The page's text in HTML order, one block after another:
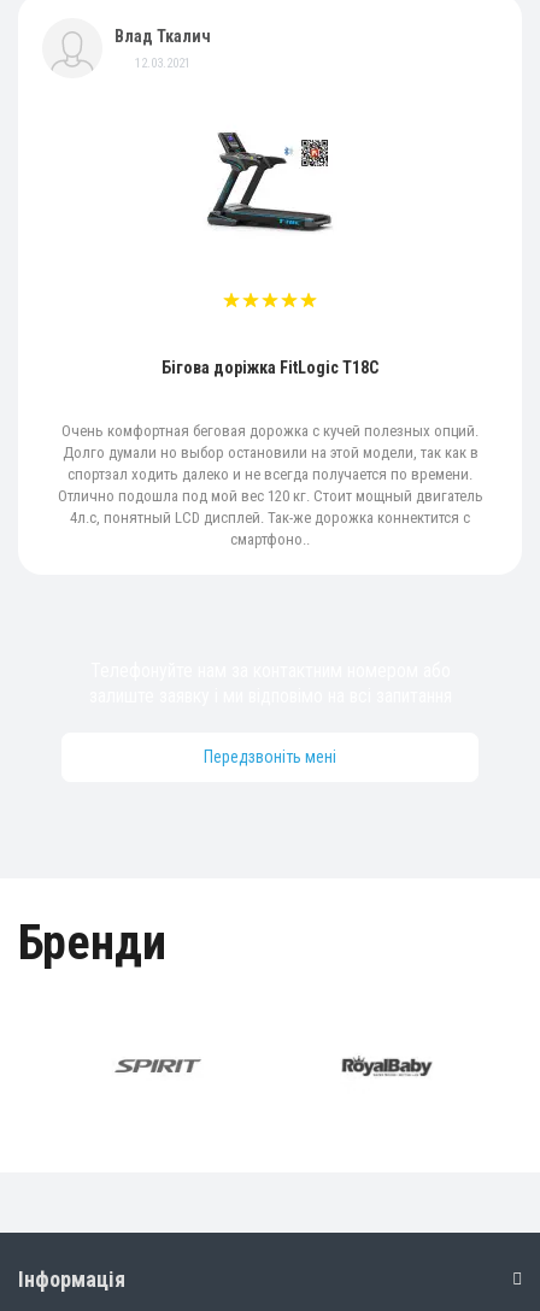
Влад Ткалич
12.03.2021
Бігова доріжка FitLogic T18C
Очень комфортная беговая дорожка с кучей полезных опций.
Долго думали но выбор остановили на этой модели, так как в
спортзал ходить далеко и не всегда получается по времени.
Отлично подошла под мой вес 120 кг. Стоит мощный двигатель
4л.с, понятный LCD дисплей. Так-же дорожка коннектится с
смартфоно..
Передзвоніть мені
Інформація